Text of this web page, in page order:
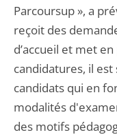
Parcoursup », a
reçoit des
d’accueil et met
candidatures, il
candidats qui en
modalités
des motifs